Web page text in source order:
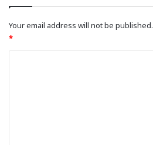
Your email address will not be published.
*